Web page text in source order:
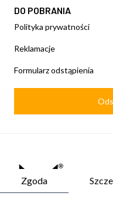
DO POBRANIA
Polityka prywatności
Reklamacje
Formularz odstąpienia
Zgoda